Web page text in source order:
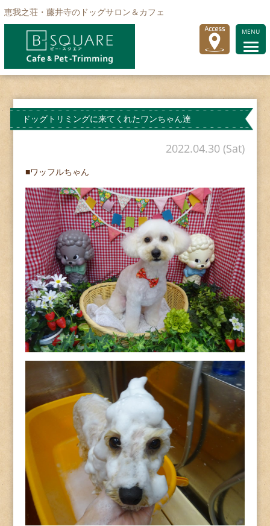
恵我之荘・藤井寺のドッグサロン＆カフェ
MENU
ドッグトリミングに来てくれたワンちゃん達
2022.04.30 (Sat)
■ワッフルちゃん